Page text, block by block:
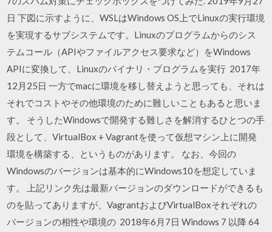
日 下図に示すように、WSLはWindows OS上でLinuxの実行環境
を実現するサブシステムです。Linuxのプログラムからのシス
テムコール（APIやファイルアクセス要求など）をWindows
APIに変換して、Linuxのバイナリ・プログラムを実行 2017年
12月25日 一方でmacに環境を移し替えようと思っても、それは
それでコストやその他環境のために難しいこともあると思いま
す。 そうしたWindowsで開発する難しさを解消するひとつの手
段として、VirtualBox + Vagrantを使って仮想マシン上に開発
環境を構築する、というものがあります。 なお、今回の
Windowsのバージョンは基本的にWindows10を想定していま
す。 上記リンク先は最新バージョンのダウンロードができるも
のを貼ってありますが、VagrantおよびVirtualBoxそれぞれの
バージョンの相性や環境の 2018年6月7日 Windows 7 以降 64